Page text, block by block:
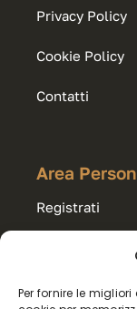
Per fornire le
Privacy Policy
Cookie Policy
Contatti
Area
Registrati
Carrello